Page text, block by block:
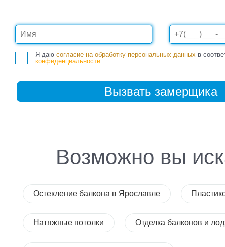
Я даю согласие на обработку персональных данных в
конфиденциальности.
Возможно вы
Остекление балкона в Ярославле
Натяжные потолки Отделка балконов и